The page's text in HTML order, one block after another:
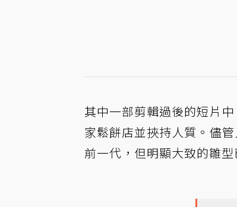
其中一部剪輯過後的短片
家鬆餅店並挾持人質。儘
前一代，但明顯大致的雛型